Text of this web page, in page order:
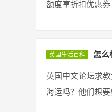
额度享折扣优惠
英国生活百科 怎么
英国中文论坛求
海运吗？他们想